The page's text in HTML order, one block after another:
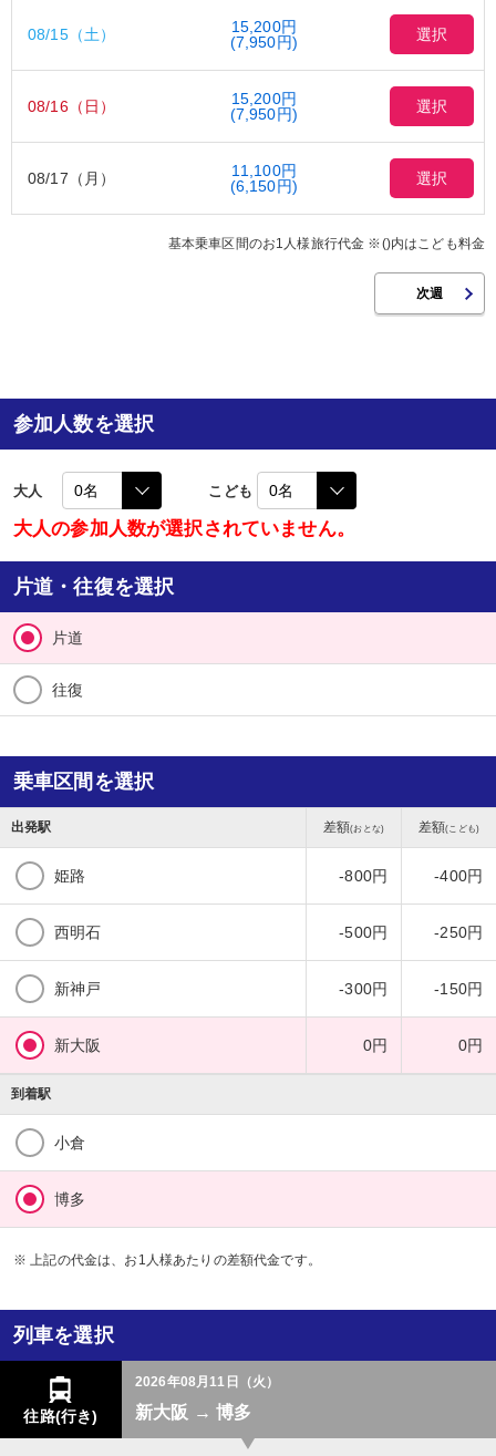
08/15（土）
15,200円
(7,950円)
選択
08/16（日）
15,200円
(7,950円)
選択
08/17（月）
11,100円
(6,150円)
選択
基本乗車区間のお1人様旅行代金 ※()内はこども料金
参加人数を選択
大人 こども
大人の参加人数が選択されていません。
片道・往復を選択
片道
往復
乗車区間を選択
出発駅 差額(おとな) 差額(こども)
姫路 -800円 -400円
西明石 -500円 -250円
新神戸 -300円 -150円
新大阪 0円 0円
到着駅
小倉
博多
※ 上記の代金は、お1人様あたりの差額代金です。
列車を選択
往路(行き)
2026年08月11日（火）
新大阪 → 博多